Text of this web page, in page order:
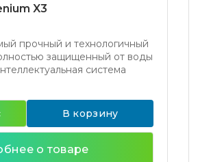
X3
прочный и технологичный
защищенный от воды
система
В корзину
о товаре